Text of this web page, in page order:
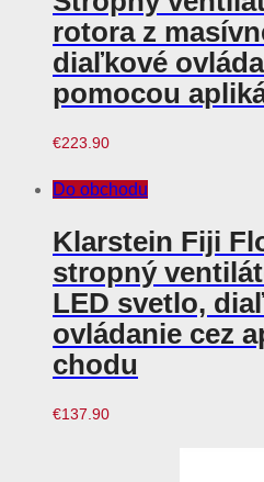
rotora z
diaľkové
pomocou
€223.90
Do obchodu
Klarstein Fiji
stropný
LED svetlo,
ovládanie cez
chodu
€137.90